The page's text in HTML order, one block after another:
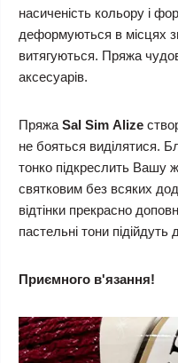
насиченість кольору і
деформуються в місцях
витягуються. Пряжа
аксесуарів.
Пряжа Sal Sim Alize
не бояться виділятися.
тонко підкреслить Вашу
святковим без всяких
відтінки прекрасно
пастельні тони підійдуть
Приємного в'язання!